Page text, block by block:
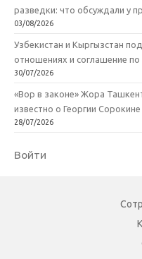
разведки: что обсуждали у
03/08/2026
Узбекистан и Кыргызстан
отношениях и соглашение
30/07/2026
«Вор в законе» Жора
известно о Георгии
28/07/2026
Войти